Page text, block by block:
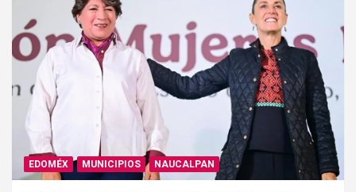
EDOMÉX MUNICIPIOS NAUCALPAN